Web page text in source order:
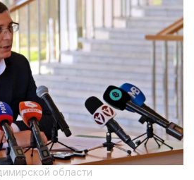
области